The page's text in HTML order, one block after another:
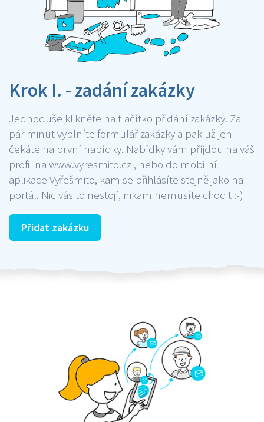
Krok I. - zadání zakázky
Jednoduše klikněte na tlačítko přidání zakázky. Za
pár minut vyplníte formulář zakázky a pak už jen
čekáte na první nabídky. Nabídky vám příjdou na váš
profil na www.vyresmito.cz , nebo do mobilní
aplikace Vyřešmito, kam se přihlásíte stejně jako na
portál. Nic vás to nestojí, nikam nemusíte chodit :-)
Přidat zakázku